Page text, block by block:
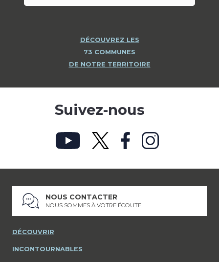
DÉCOUVREZ LES
73 COMMUNES
DE NOTRE TERRITOIRE
Suivez-nous
NOUS CONTACTER
NOUS SOMMES À VOTRE ÉCOUTE
DÉCOUVRIR
INCONTOURNABLES